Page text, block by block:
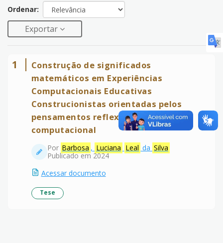
Ordenar:
Exportar
1
Construção de significados
matemáticos em Experiências
Computacionais Educativas
Construcionistas orientadas pelos
pensamentos reflexivo e
computacional
Por Barbosa , Luciana Leal da Silva
Publicado em 2024
Acessar documento
Tese